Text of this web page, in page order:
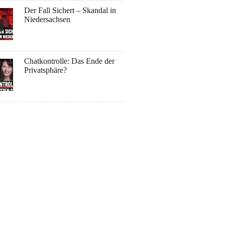
Der Fall Sichert – Skandal in
Niedersachsen
Chatkontrolle: Das Ende der
Privatsphäre?